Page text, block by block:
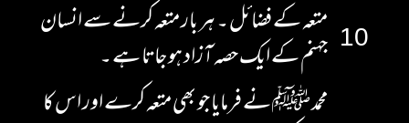
10 متعہ کے فضائل ۔ ہر بار متعہ کرنے سے انسان
جہنم کے ایک حصہ آزاد ہو جاتا ہے ۔
محمد ﷺ نے فرمایا جو بھی متعہ کرے اور اس کا